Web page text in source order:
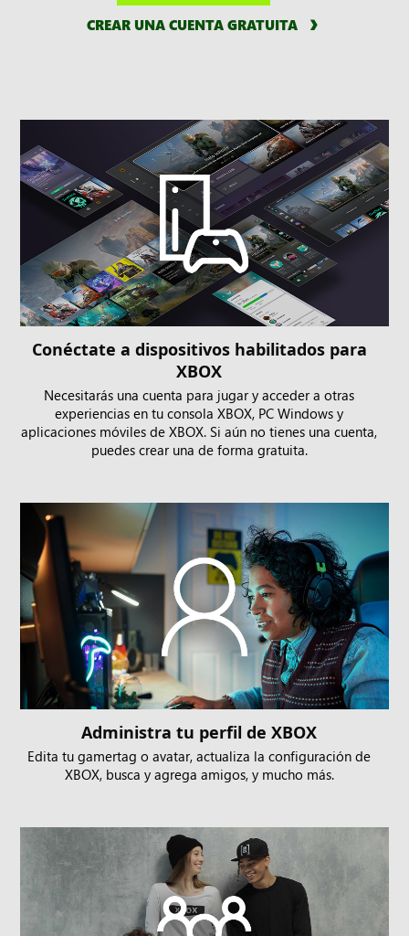
CREAR UNA CUENTA GRATUITA
Conéctate a dispositivos habilitados para
XBOX
Necesitarás una cuenta para jugar y acceder a otras
experiencias en tu consola XBOX, PC Windows y
aplicaciones móviles de XBOX. Si aún no tienes una cuenta,
puedes crear una de forma gratuita.
Administra tu perfil de XBOX
Edita tu gamertag o avatar, actualiza la configuración de
XBOX, busca y agrega amigos, y mucho más.